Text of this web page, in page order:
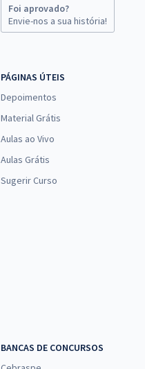
Foi aprovado?
Envie-nos a sua história!
PÁGINAS ÚTEIS
Depoimentos
Material Grátis
Aulas ao Vivo
Aulas Grátis
Sugerir Curso
BANCAS DE CONCURSOS